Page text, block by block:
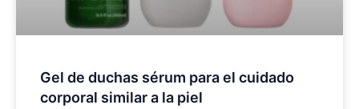
Gel de duchas sérum para el cuidado
corporal similar a la piel